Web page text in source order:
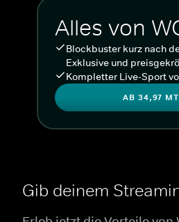
Alles von
Blockbuster kurz nach
Exklusive und
Kompletter Live-Sport
AB 34,97
Gib deinem